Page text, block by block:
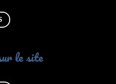
le site